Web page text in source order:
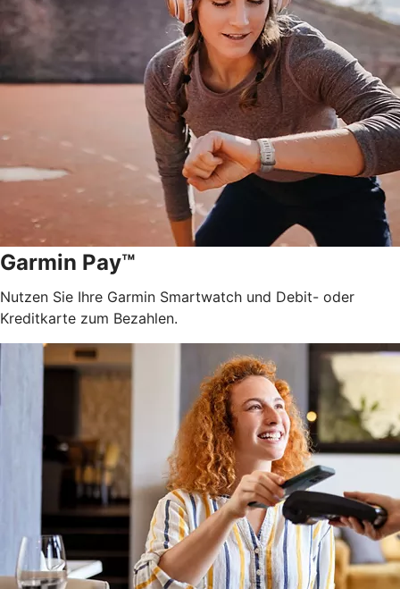
Garmin Pay™
Nutzen Sie Ihre Garmin Smartwatch und Debit- oder
Kreditkarte zum Bezahlen.